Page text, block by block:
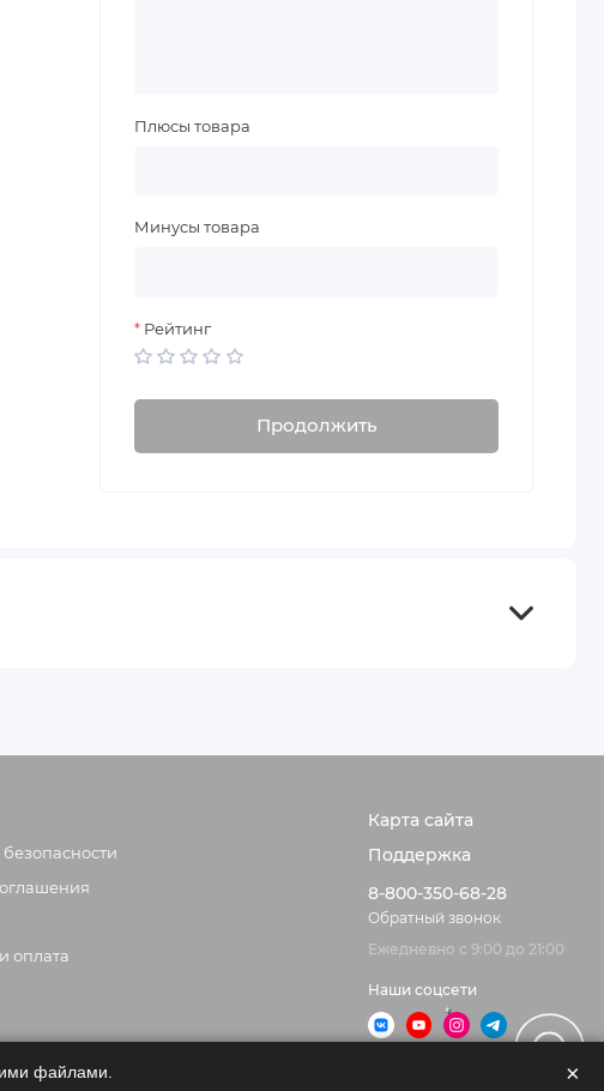
Плюсы товара
Минусы товара
Рейтинг
Продолжить
оплата
Карта сайта
Поддержка
8-800-350-68-28
Обратный звонок
Ежедневно с 9:00 до 21:00
Наши соцсети
файлами. ×